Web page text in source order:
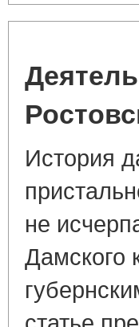
История
не
Дамского